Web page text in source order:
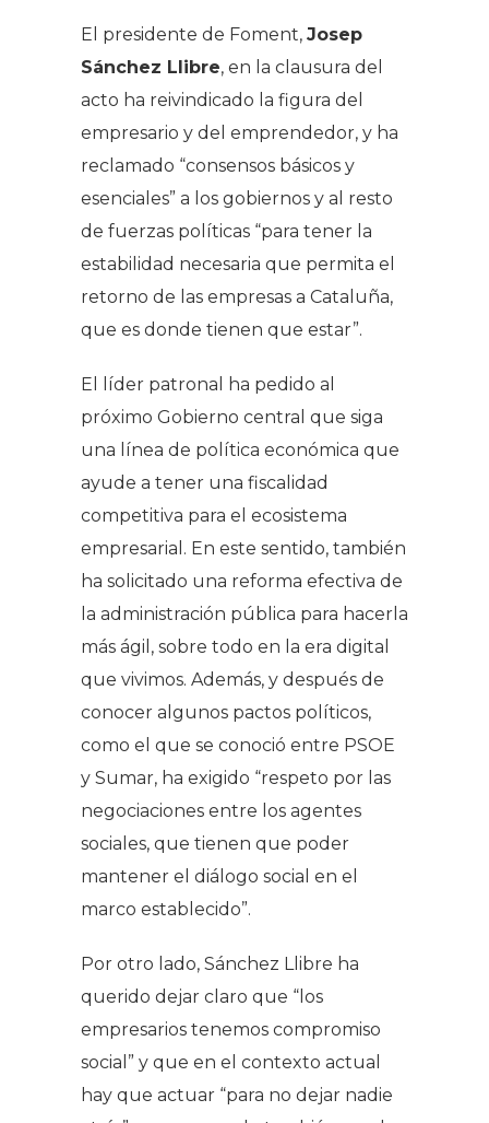
El presidente de Foment, Josep
Sánchez Llibre, en la clausura del
acto ha reivindicado la figura del
empresario y del emprendedor, y ha
reclamado “consensos básicos y
esenciales” a los gobiernos y al resto
de fuerzas políticas “para tener la
estabilidad necesaria que permita el
retorno de las empresas a Cataluña,
que es donde tienen que estar”.
El líder patronal ha pedido al
próximo Gobierno central que siga
una línea de política económica que
ayude a tener una fiscalidad
competitiva para el ecosistema
empresarial. En este sentido, también
ha solicitado una reforma efectiva de
la administración pública para hacerla
más ágil, sobre todo en la era digital
que vivimos. Además, y después de
conocer algunos pactos políticos,
como el que se conoció entre PSOE
y Sumar, ha exigido “respeto por las
negociaciones entre los agentes
sociales, que tienen que poder
mantener el diálogo social en el
marco establecido”.
Por otro lado, Sánchez Llibre ha
querido dejar claro que “los
empresarios tenemos compromiso
social” y que en el contexto actual
hay que actuar “para no dejar nadie